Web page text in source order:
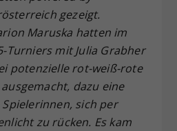
gezeigt.
Maruska hatten im
Turniers mit Julia Grabher
potenzielle rot-weiß-rote
dazu eine
sich per
zu rücken. Es kam
speichert Ihre Consent-
Unter anderem eine
ID, für die
Speicherung Ihrer
Einstellungen, falls der
Betreiber dies eingestellt